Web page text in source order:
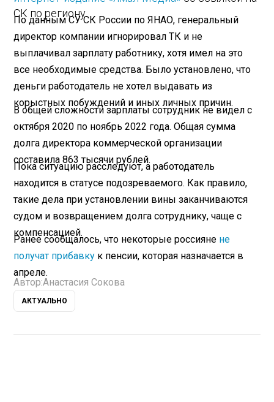
СК по региону.
По данным СУ СК России по ЯНАО, генеральный
директор компании игнорировал ТК и не
выплачивал зарплату работнику, хотя имел на это
все необходимые средства. Было установлено, что
деньги работодатель не хотел выдавать из
корыстных побуждений и иных личных причин.
В общей сложности зарплаты сотрудник не видел с
октября 2020 по ноябрь 2022 года. Общая сумма
долга директора коммерческой организации
составила 863 тысячи рублей.
Пока ситуацию расследуют, а работодатель
находится в статусе подозреваемого. Как правило,
такие дела при установлении вины заканчиваются
судом и возвращением долга сотруднику, чаще с
компенсацией.
Ранее сообщалось, что некоторые россияне не
получат прибавку к пенсии, которая назначается в
апреле.
Автор:Анастасия Сокова
АКТУАЛЬНО